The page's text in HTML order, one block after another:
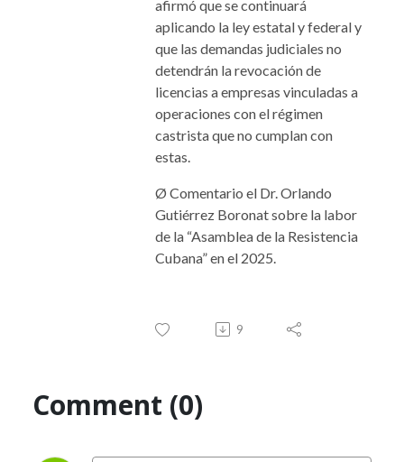
afirmó que se continuará
aplicando la ley estatal y federal y
que las demandas judiciales no
detendrán la revocación de
licencias a empresas vinculadas a
operaciones con el régimen
castrista que no cumplan con
estas.
Ø Comentario el Dr. Orlando
Gutiérrez Boronat sobre la labor
de la “Asamblea de la Resistencia
Cubana” en el 2025.
9
Comment (0)